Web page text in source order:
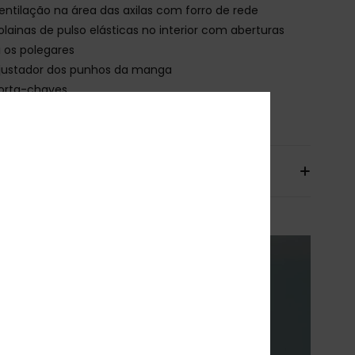
na área das axilas com forro de rede
de pulso elásticas no interior com aberturas
os polegares
dos punhos da manga
chaves